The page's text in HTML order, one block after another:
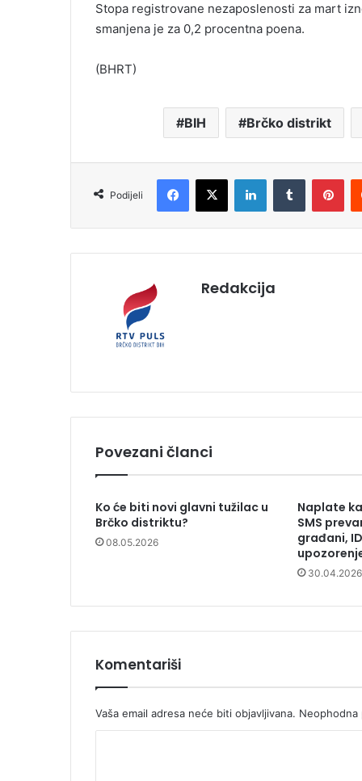
Stopa registrovane nezaposlenosti za mart
smanjena je za 0,2 procentna poena.
(BHRT)
BIH Brčko distrikt
Podijeli
Redakcija
Povezani članci
Ko će biti novi glavni tužilac u
Brčko distriktu?
08.05.2026
Naplate
SMS
građani,
30.04.2026
Komentariši
Vaša email adresa neće biti objavljivana. Neophodna